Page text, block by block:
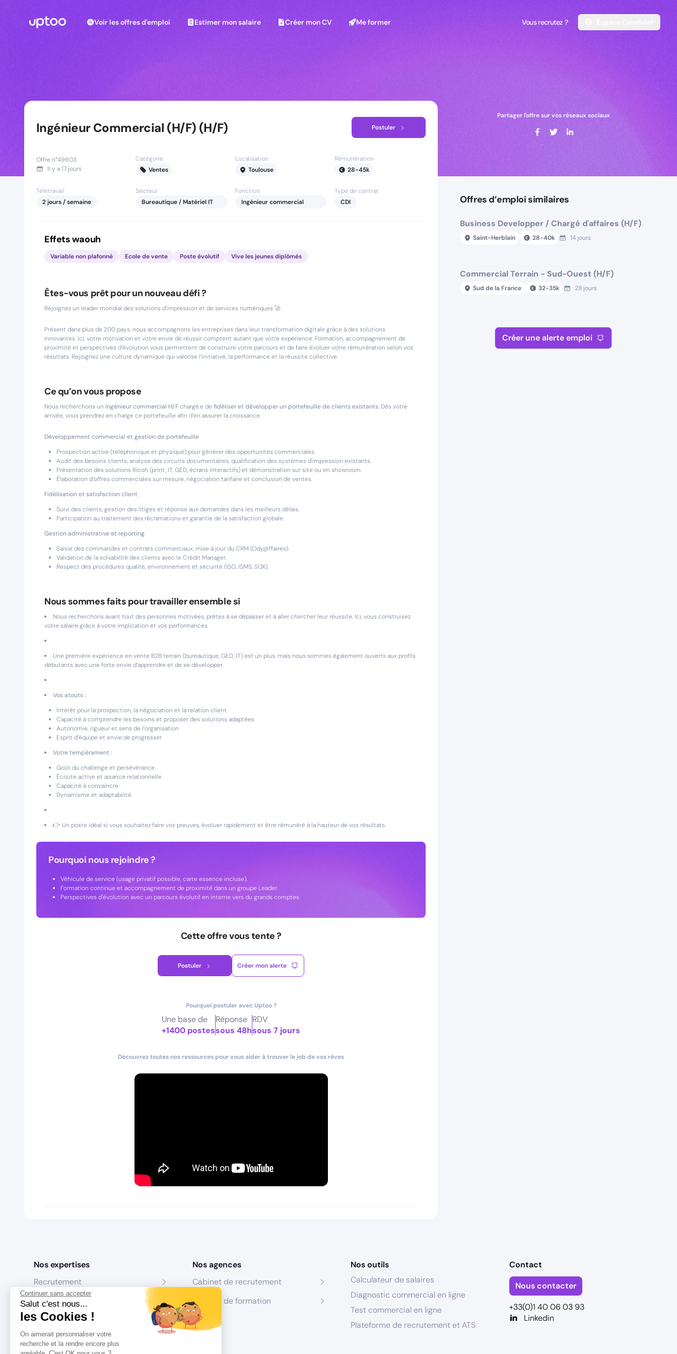
Continuer sans accepter
Salut c'est nous...
les Cookies !
On aimerait personnaliser votre
recherche et la rendre encore plus
Voir les offres d'emploi Estimer mon salaire Créer mon CV Me former Vous recrutez ?
Voir les offres d'emploi Estimer mon salaire Créer mon CV Me former Vous recrutez ?
Ingénieur Commercial (H/F) (H/F) Postuler
Offre n°49603
Il y a17 jours
Catégorie
Ventes
Localisation
Toulouse
Rémunération
28-45k
Télétravail
2jours/ semaine
Secteur
Bureautique / Matériel IT
Fonction
Ingénieur commercial
Type de contrat
CDI
Effets waouh
Variable non plafonné Ecole de vente Poste évolutif Vive les jeunes diplômés
Êtes-vous prêt pour un nouveau défi ?
Rejoignez un leader mondial des solutions d’impression et de services numériques 🚀
Présent dans plus de 200 pays, nous accompagnons les entreprises dans leur transformation digitale grâce à des solutions
innovantes. Ici, votre motivation et votre envie de réussir comptent autant que votre expérience. Formation, accompagnement de
proximité et perspectives d’évolution vous permettent de construire votre parcours et de faire évoluer votre rémunération selon vos
résultats. Rejoignez une culture dynamique qui valorise l’initiative, la performance et la réussite collective.
Ce qu’on vous propose
Nous recherchons un Ingénieur commercial H/Fchargé.e de fidéliser et développer un portefeuille de clients existants. Dès votre
arrivée, vous prendrez en charge ce portefeuille afin d’en assurer la croissance.
Développement commercial et gestion de portefeuille
Prospection active (téléphonique et physique) pour générer des opportunités commerciales.
Audit des besoins clients, analyse des circuits documentaires, qualification des systèmes d’impression existants.
Présentation des solutions Ricoh (print, IT, GED, écrans interactifs) et démonstration sur site ou en showroom.
Élaboration d’offres commerciales sur mesure, négociation tarifaire et conclusion de ventes.
Fidélisation et satisfaction client
Suivi des clients, gestion des litiges et réponse aux demandes dans les meilleurs délais.
Participation au traitement des réclamations et garantie de la satisfaction globale.
Gestion administrative et reporting
Saisie des commandes et contrats commerciaux, mise à jour du CRM (Ody@ffaires).
Validation de la solvabilité des clients avec le Crédit Manager.
Respect des procédures qualité, environnement et sécurité (ISO, ISMS, SOX).
Nous sommes faits pour travailler ensemble si
Nous recherchons avant tout des personnes motivées, prêtes à se dépasser et à aller chercher leur réussite. Ici, vous construisez
votre salaire grâce à votre implication et vos performances.
Une première expérience en vente B2B terrain (bureautique, GED, IT) est un plus, mais nous sommes également ouverts aux profils
débutants avec une forte envie d’apprendre et de se développer.
Vos atouts :
Intérêt pour la prospection, la négociation et la relation client
Capacité à comprendre les besoins et proposer des solutions adaptées
Autonomie, rigueur et sens de l’organisation
Esprit d’équipe et envie de progresser
Votre tempérament :
Goût du challenge et persévérance
Écoute active et aisance relationnelle
Capacité à convaincre
Dynamisme et adaptabilité
👉 Un poste idéal si vous souhaitez faire vos preuves, évoluer rapidement et être rémunéré à la hauteur de vos résultats.
Pourquoi nous rejoindre ?
Véhicule de service (usage privatif possible, carte essence incluse).
Formation continue et accompagnement de proximité dans un groupe Leader.
Perspectives d'évolution avec un parcours évolutif en interne vers du grands comptes
Cette offre vous tente ?
Postuler Créer mon alerte
Pourquoi postuler avec Uptoo ?
Une base de
+1400 postes
Réponse
sous 48h
RDV
sous 7 jours
Découvrez toutes nos ressources pour vous aider à trouver le job de vos rêves
Partager l'offre sur vos réseaux sociaux
Offres d’emploi similaires
Business Developper / Chargé d'affaires (H/F)
Saint-Herblain 28-40k 14 jours
Commercial Terrain - Sud-Ouest (H/F)
Sud de la France 32-35k 28 jours
Créer une alerte emploi
Nos expertises
Recrutement
Formation
Coaching
Conseil
Nos agences
Cabinet de recrutement
Centres de formation
Nos outils
Calculateur de salaires
Diagnostic commercial en ligne
Test commercial en ligne
Plateforme de recrutement et ATS
Contact
Nous contacter
+33(0)1 40 06 03 93
Linkedin